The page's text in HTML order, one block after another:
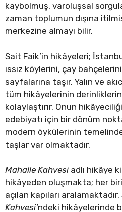
kaybolmuş, varoluşsal
zaman toplumun dışına
merkezine almayı bilir.
Sait Faik’in hikâyeleri;
ıssız köylerini, çay
sayfalarına taşır. Yalın ve
tüm hikâyelerinin
kolaylaştırır. Onun
edebiyatı için bir dönüm
modern öykülerinin
taşlar var olmaktadır.
Mahalle Kahvesiadlı hikâye
hikâyeden oluşmakta; her
açılan kapıları
Kahvesi’ndeki hikâyelerinde